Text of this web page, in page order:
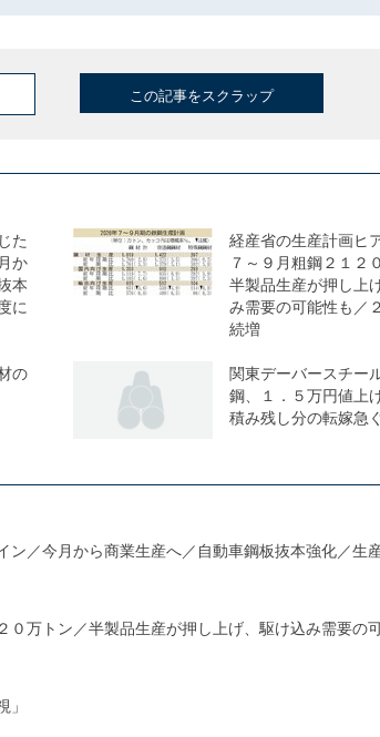
この記事をスクラップ
た
か
本
に
経産省の生産計画ヒ
７～９月粗鋼２１２
半製品生産が押し上
み需要の可能性も／
続増
の
関東デーバースチー
鋼、１．５万円値上
積み残し分の転嫁急
／今月から商業生産へ／自動車鋼板抜本強化／生
万トン／半製品生産が押し上げ、駆け込み需要の